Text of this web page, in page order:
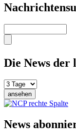
Die News der
News